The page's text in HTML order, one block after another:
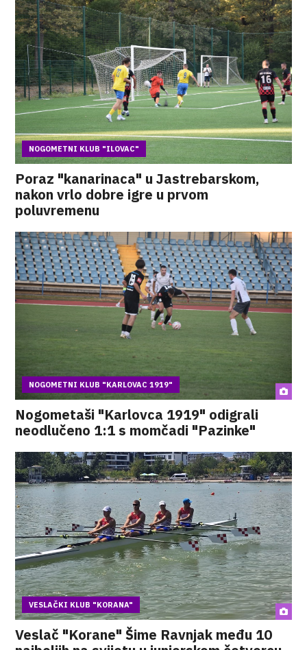
NOGOMETNI KLUB "ILOVAC"
Poraz "kanarinaca" u Jastrebarskom,
nakon vrlo dobre igre u prvom
poluvremenu
NOGOMETNI KLUB "KARLOVAC 1919"
Nogometaši "Karlovca 1919" odigrali
neodlučeno 1:1 s momčadi "Pazinke"
VESLAČKI KLUB "KORANA"
Veslač "Korane" Šime Ravnjak među 10